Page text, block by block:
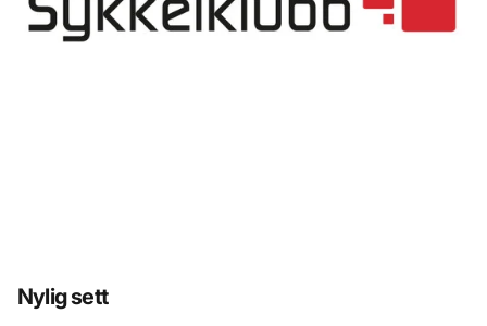
Nylig sett